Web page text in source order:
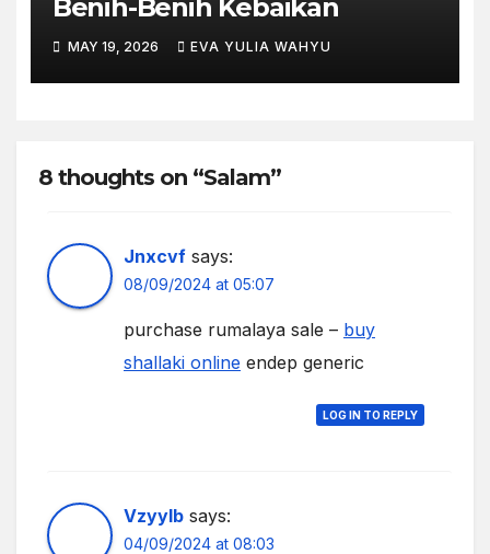
Benih-Benih Kebaikan
MAY 19, 2026 EVA YULIA WAHYU
8 thoughts on “Salam”
Jnxcvf says:
08/09/2024 at 05:07
purchase rumalaya sale – buy
shallaki online endep generic
LOG IN TO REPLY
Vzyylb says:
04/09/2024 at 08:03